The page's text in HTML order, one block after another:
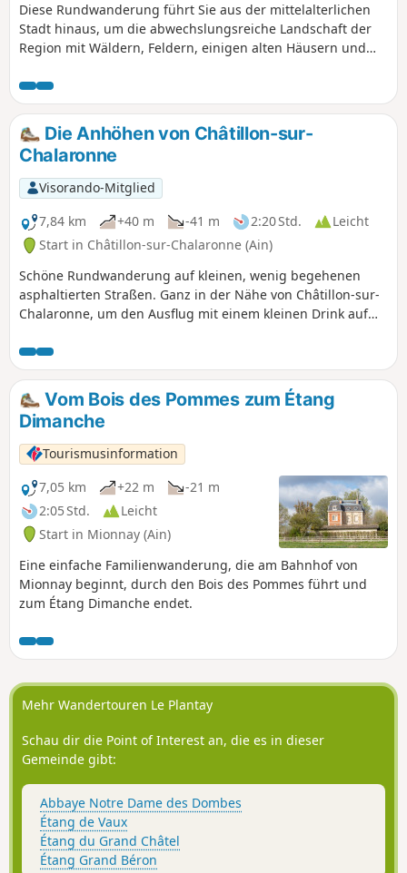
Diese Rundwanderung führt Sie aus der mittelalterlichen
Stadt hinaus, um die abwechslungsreiche Landschaft der
Region mit Wäldern, Feldern, einigen alten Häusern und
gut mit orangefarbenen Markierungen gekennzeichnet und
ohne Schwierigkeiten zu bewältigen.
Die Anhöhen von Châtillon-sur-
Chalaronne
Visorando-Mitglied
7,84 km
+40 m -41 m 2:20 Std.
Leicht
Start in Châtillon-sur-Chalaronne (Ain)
Schöne Rundwanderung auf kleinen, wenig begehenen
asphaltierten Straßen. Ganz in der Nähe von Châtillon-sur-
Chalaronne, um den Ausflug mit einem kleinen Drink auf
Vom Bois des Pommes zum Étang
Dimanche
Tourismusinformation
7,05 km
+22 m
-21 m
2:05 Std.
Leicht
Start in Mionnay (Ain)
Eine einfache Familienwanderung, die am Bahnhof von
Mionnay beginnt, durch den Bois des Pommes führt und
zum Étang Dimanche endet.
Mehr Wandertouren Le Plantay
Schau dir die Point of Interest an, die es in dieser
Gemeinde gibt:
Abbaye Notre Dame des Dombes
Étang de Vaux
Étang du Grand Châtel
Étang Grand Béron